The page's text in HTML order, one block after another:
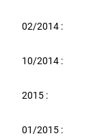
02/2014 :
10/2014 :
2015 :
01/2015 :